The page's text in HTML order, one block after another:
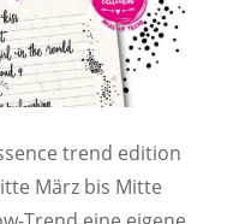
trend edition
März bis Mitte